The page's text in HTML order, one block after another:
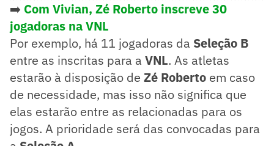
➡️ Com Vivian, Zé Roberto inscreve 30
jogadoras na VNL
Por exemplo, há 11 jogadoras da Seleção B
entre as inscritas para a VNL. As atletas
estarão à disposição de Zé Roberto em caso
de necessidade, mas isso não significa que
elas estarão entre as relacionadas para os
jogos. A prioridade será das convocadas para